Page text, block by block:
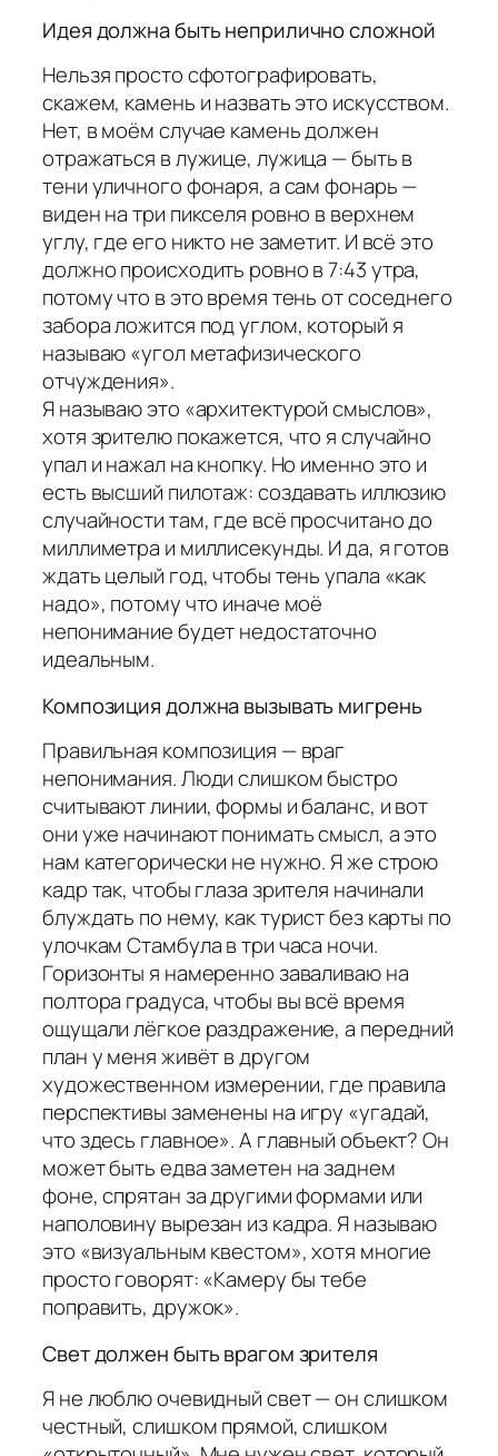
Идея должна быть неприлично сложной
Нельзя просто сфотографировать,
скажем, камень и назвать это искусством.
Нет, в моём случае камень должен
отражаться в лужице, лужица — быть в
тени уличного фонаря, а сам фонарь —
виден на три пикселя ровно в верхнем
углу, где его никто не заметит. И всё это
должно происходить ровно в 7:43 утра,
потому что в это время тень от соседнего
забора ложится под углом, который я
называю «угол метафизического
отчуждения».
Я называю это «архитектурой смыслов»,
хотя зрителю покажется, что я случайно
упал и нажал на кнопку. Но именно это и
есть высший пилотаж: создавать иллюзию
случайности там, где всё просчитано до
миллиметра и миллисекунды. И да, я готов
ждать целый год, чтобы тень упала «как
надо», потому что иначе моё
непонимание будет недостаточно
идеальным.
Композиция должна вызывать мигрень
Правильная композиция — враг
непонимания. Люди слишком быстро
считывают линии, формы и баланс, и вот
они уже начинают понимать смысл, а это
нам категорически не нужно. Я же строю
кадр так, чтобы глаза зрителя начинали
блуждать по нему, как турист без карты по
улочкам Стамбула в три часа ночи.
Горизонты я намеренно заваливаю на
полтора градуса, чтобы вы всё время
ощущали лёгкое раздражение, а передний
план у меня живёт в другом
художественном измерении, где правила
перспективы заменены на игру «угадай,
что здесь главное». А главный объект? Он
может быть едва заметен на заднем
фоне, спрятан за другими формами или
наполовину вырезан из кадра. Я называю
это «визуальным квестом», хотя многие
просто говорят: «Камеру бы тебе
поправить, дружок».
Свет должен быть врагом зрителя
Я не люблю очевидный свет — он слишком
честный, слишком прямой, слишком